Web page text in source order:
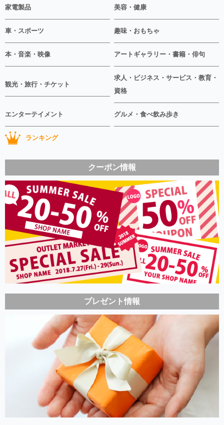
家電製品 美容・健康
車・スポーツ 趣味・おもちゃ
本・音楽・映像 アートギャラリー・書籍・俳句
観光・旅行・チケット
求人・ビジネス・サービス・教育・
資格
エンターテイメント グルメ・食べ飲み歩き
ランキング
クーポン情報
プレゼント情報